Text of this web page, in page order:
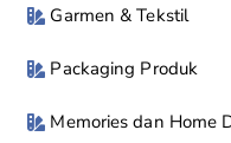
Garmen & Tekstil
Packaging Produk
Memories dan Home